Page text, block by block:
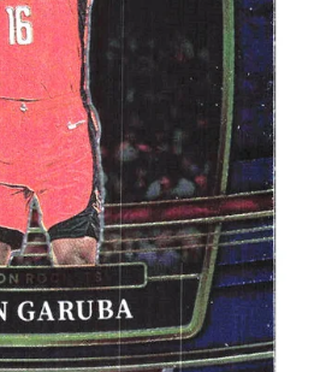
PLATINUM - 1 KS